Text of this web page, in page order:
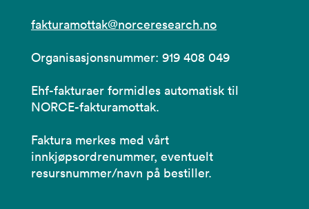
fakturamottak@norceresearch.no
Organisasjonsnummer: 919 408 049
Ehf-fakturaer formidles automatisk til
NORCE-fakturamottak.
Faktura merkes med vårt
innkjøpsordrenummer, eventuelt
resursnummer/navn på bestiller.